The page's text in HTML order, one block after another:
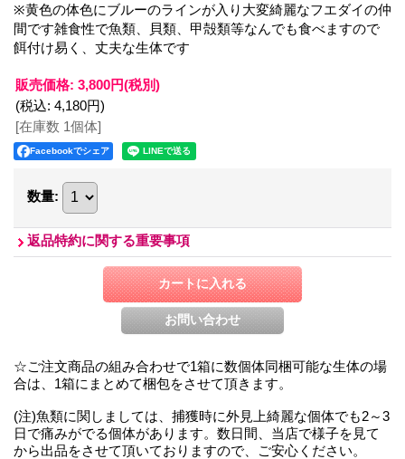
※黄色の体色にブルーのラインが入り大変綺麗なフエダイの仲
間です雑食性で魚類、貝類、甲殻類等なんでも食べますので
餌付け易く、丈夫な生体です
販売価格: 3,800円(税別)
(税込: 4,180円)
[在庫数 1個体]
Facebookでシェア
数量:
返品特約に関する重要事項
☆ご注文商品の組み合わせで1箱に数個体同梱可能な生体の場
合は、1箱にまとめて梱包をさせて頂きます。
(注)魚類に関しましては、捕獲時に外見上綺麗な個体でも2～3
日で痛みがでる個体があります。数日間、当店で様子を見て
から出品をさせて頂いておりますので、ご安心ください。